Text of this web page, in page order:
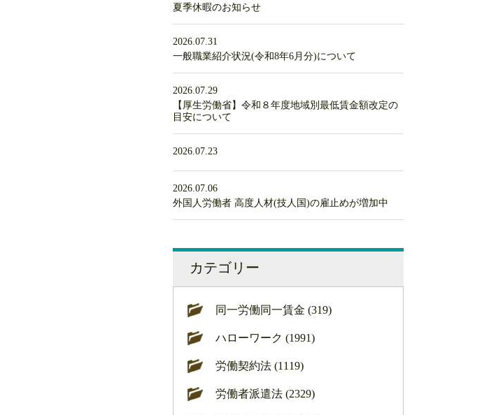
夏季休暇のお知らせ
2026.07.31
一般職業紹介状況(令和8年6月分)について
2026.07.29
【厚生労働省】令和８年度地域別最低賃金額改定の
目安について
2026.07.23
2026.07.06
外国人労働者 高度人材(技人国)の雇止めが増加中
カテゴリー
同一労働同一賃金 (319)
ハローワーク (1991)
労働契約法 (1119)
労働者派遣法 (2329)